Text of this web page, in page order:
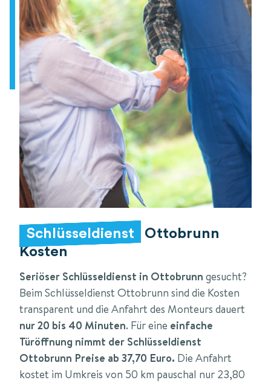
Schlüsseldienst
Ottobrunn
Kosten
Seriöser Schlüsseldienst in Ottobrunn gesucht?
Beim Schlüsseldienst Ottobrunn sind die Kosten
transparent und die Anfahrt des Monteurs dauert
nur 20 bis 40 Minuten. Für eine einfache
Türöffnung nimmt der Schlüsseldienst
Ottobrunn Preise ab 37,70 Euro. Die Anfahrt
kostet im Umkreis von 50 km pauschal nur 23,80